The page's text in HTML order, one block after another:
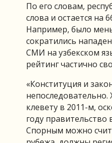
По его словам,
слова и остается на
Например, было
сократились
СМИ на узбекском
рейтинг частично
«Конституция и
клевету в 2011-м,
году
Спорным можно